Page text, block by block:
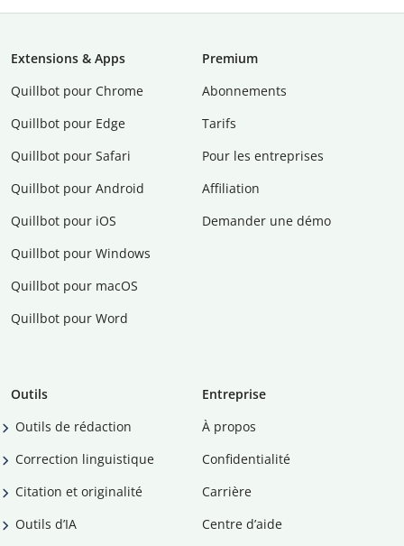
Extensions & Apps
Quillbot pour Chrome
Quillbot pour Edge
Quillbot pour Safari
Quillbot pour Android
Quillbot pour iOS
Quillbot pour Windows
Quillbot pour macOS
Quillbot pour Word
Premium
Abonnements
Tarifs
Pour les entreprises
Affiliation
Demander une démo
Outils
Outils de rédaction
Correction linguistique
Citation et originalité
Outils d’IA
Entreprise
À propos
Confidentialité
Carrière
Centre d’aide